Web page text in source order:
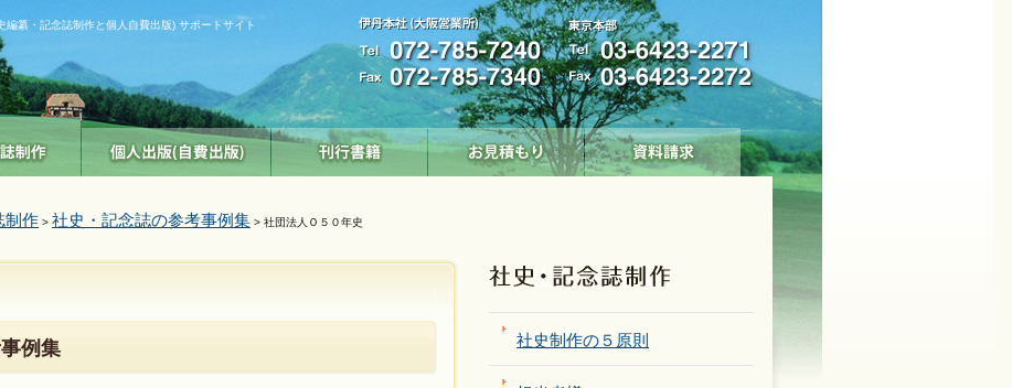
纂・記念誌制作と個人自費出版) サポートサイト
制作 > 社史・記念誌の参考事例集 > 社団法人Ｏ５０年史
例集 社史制作の５原則